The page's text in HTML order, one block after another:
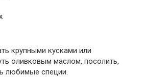
крупными кусками или
оливковым маслом, посолить,
любимые специи.